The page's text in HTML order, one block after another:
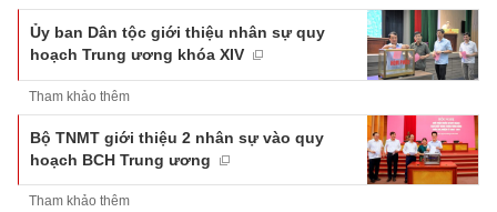
Ủy ban Dân tộc giới thiệu nhân sự quy
hoạch Trung ương khóa XIV
Tham khảo thêm
Bộ TNMT giới thiệu 2 nhân sự vào quy
hoạch BCH Trung ương
Tham khảo thêm